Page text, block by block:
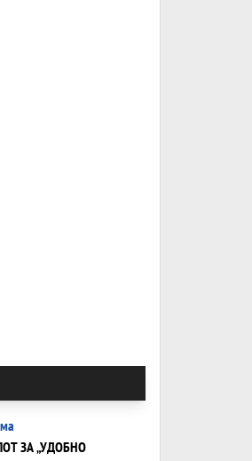
ЗА „УДОБНО